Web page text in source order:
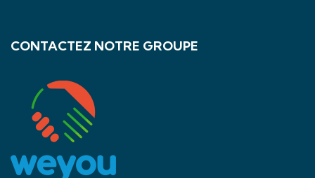
CONTACTEZ NOTRE GROUPE